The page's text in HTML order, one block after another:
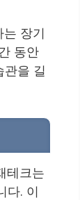
장기
동안
관을 길
테크는
다. 이